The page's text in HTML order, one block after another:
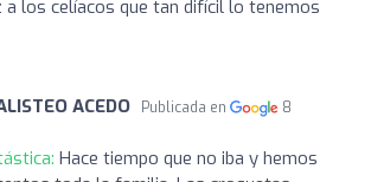
los celíacos que tan difícil lo tenemos
ACEDO Publicada en
8
Hace tiempo que no iba y hemos